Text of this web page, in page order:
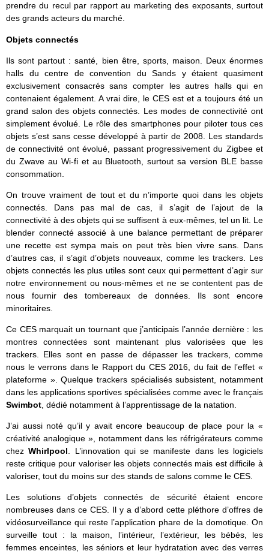
prendre du recul par rapport au marketing des exposants, surtout
des grands acteurs du marché.
Objets connectés
Ils sont partout : santé, bien être, sports, maison. Deux énormes
halls du centre de convention du Sands y étaient quasiment
exclusivement consacrés sans compter les autres halls qui en
contenaient également. A vrai dire, le CES est et a toujours été un
grand salon des objets connectés. Les modes de connectivité ont
simplement évolué. Le rôle des smartphones pour piloter tous ces
objets s’est sans cesse développé à partir de 2008. Les standards
de connectivité ont évolué, passant progressivement du Zigbee et
du Zwave au Wi-fi et au Bluetooth, surtout sa version BLE basse
consommation.
On trouve vraiment de tout et du n’importe quoi dans les objets
connectés. Dans pas mal de cas, il s’agit de l’ajout de la
connectivité à des objets qui se suffisent à eux-mêmes, tel un lit. Le
blender connecté associé à une balance permettant de préparer
une recette est sympa mais on peut très bien vivre sans. Dans
d’autres cas, il s’agit d’objets nouveaux, comme les trackers. Les
objets connectés les plus utiles sont ceux qui permettent d’agir sur
notre environnement ou nous-mêmes et ne se contentent pas de
nous fournir des tombereaux de données. Ils sont encore
minoritaires.
Ce CES marquait un tournant que j’anticipais l’année dernière : les
montres connectées sont maintenant plus valorisées que les
trackers. Elles sont en passe de dépasser les trackers, comme
nous le verrons dans le Rapport du CES 2016, du fait de l’effet «
plateforme ». Quelque trackers spécialisés subsistent, notamment
dans les applications sportives spécialisées comme avec le français
Swimbot , dédié notamment à l’apprentissage de la natation.
J’ai aussi noté qu’il y avait encore beaucoup de place pour la «
créativité analogique », notamment dans les réfrigérateurs comme
chezWhirlpool . L’innovation qui se manifeste dans les logiciels
reste critique pour valoriser les objets connectés mais est difficile à
valoriser, tout du moins sur des stands de salons comme le CES.
Les solutions d’objets connectés de sécurité étaient encore
nombreuses dans ce CES. Il y a d’abord cette pléthore d’offres de
vidéosurveillance qui reste l’application phare de la domotique. On
surveille tout : la maison, l’intérieur, l’extérieur, les bébés, les
femmes enceintes, les séniors et leur hydratation avec des verres